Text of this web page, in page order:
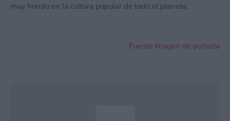
muy hondo en la cultura popular de todo el planeta.
Fuente imagen de portada